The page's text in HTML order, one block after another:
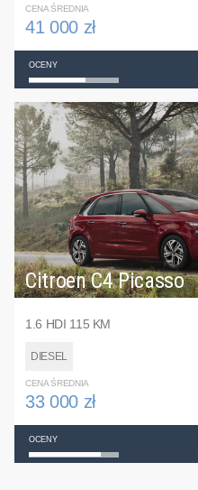
CENA ŚREDNIA
41 000 zł
OCENY
Citroen C4 Picasso
1.6 HDI 115 KM
DIESEL
CENA ŚREDNIA
33 000 zł
OCENY